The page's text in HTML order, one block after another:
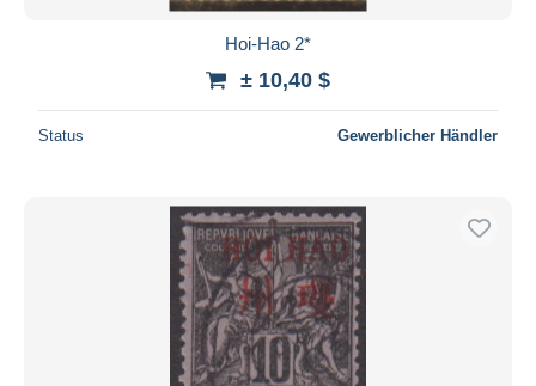
Hoi-Hao 2*
± 10,40 $
Status Gewerblicher Händler